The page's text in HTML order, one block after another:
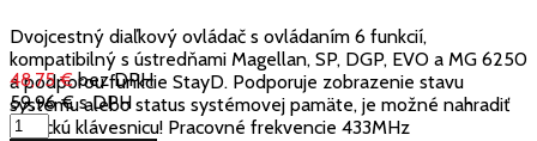
Dvojcestný diaľkový ovládač s ovládaním 6 funkcií,
kompatibilný s ústredňami Magellan, SP, DGP, EVO a MG 6250
a podporou funkcie StayD. Podporuje zobrazenie stavu
systému alebo status systémovej pamäte, je možné nahradiť
klasickú klávesnicu! Pracovné frekvencie 433MHz
48,75 € bez DPH
59,96 € s DPH